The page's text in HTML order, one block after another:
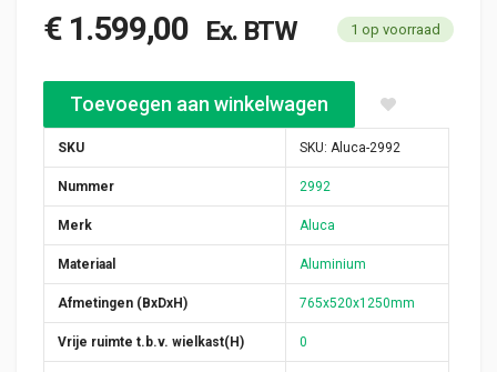
€1.599,00 Ex. BTW 1 op voorraad
Aluca werkbus inrichting nieuw 765x520x1250mm (2992)
Toevoegen aan winkelwagen
SKU SKU: Aluca-2992
Nummer 2992
Merk Aluca
Materiaal Aluminium
Afmetingen (BxDxH) 765x520x1250mm
Vrije ruimte t.b.v. wielkast(H) 0